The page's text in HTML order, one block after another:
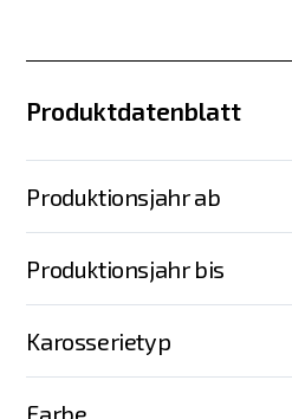
Produktdatenblatt
Produktionsjahr ab
Produktionsjahr bis
Karosserietyp
Farbe